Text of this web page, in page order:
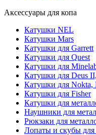
Аксессуары для копа
Катушки NEL
Катушки Mars
Катушки для Garrett
Катушки для Quest
Катушки для
Катушки для Deus
Катушки для Nokta,
Катушки для Fisher
Катушки для
Наушники для
Рюкзаки для
Лопаты и скубы для